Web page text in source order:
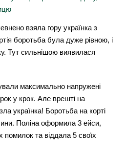
взяла гору українка з
боротьба була дуже рівною, і
Тут сильнішою виявилася
максимально напружені
у крок. Але врешті на
українка! Боротьба на корті
Поліна оформила 3 ейси,
помилок та віддала 5 своїх